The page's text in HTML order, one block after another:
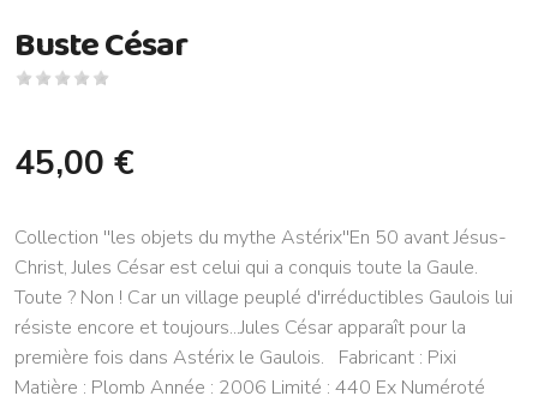
Buste César
45,00 €
Collection ''les objets du mythe Astérix''En 50 avant Jésus-
Christ, Jules César est celui qui a conquis toute la Gaule.
Toute ? Non ! Car un village peuplé d'irréductibles Gaulois lui
résiste encore et toujours...Jules César apparaît pour la
première fois dans Astérix le Gaulois. Fabricant : Pixi
Matière : Plomb Année : 2006 Limité : 440 Ex Numéroté